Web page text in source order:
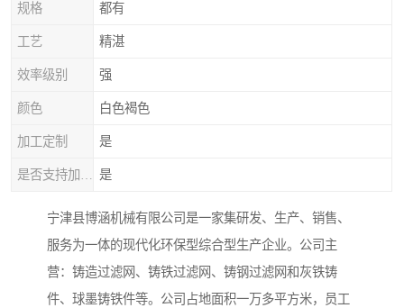
规格 都有
工艺 精湛
效率级别 强
颜色 白色褐色
加工定制 是
是
宁津县博涵机械有限公司是一家集研发、生产、销售、
服务为一体的现代化环保型综合型生产企业。公司主
营：铸造过滤网、铸铁过滤网、铸钢过滤网和灰铁铸
件、球墨铸铁件等。公司占地面积一万多平方米，员工